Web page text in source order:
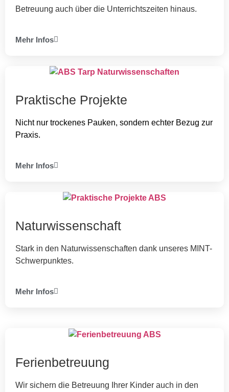
Betreuung auch über die Unterrichtszeiten hinaus.
Mehr Infos
Praktische Projekte
Nicht nur trockenes Pauken, sondern echter Bezug zur
Praxis.
Mehr Infos
Naturwissenschaft
Stark in den Naturwissenschaften dank unseres MINT-
Schwerpunktes.
Mehr Infos
Ferienbetreuung
Wir sichern die Betreuung Ihrer Kinder auch in den